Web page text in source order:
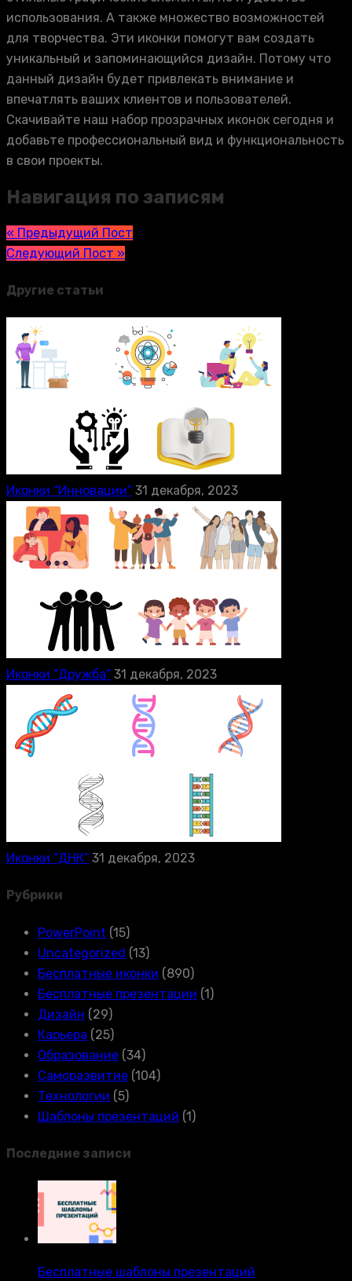
использования. А также множество возможностей
для творчества. Эти иконки помогут вам создать
уникальный и запоминающийся дизайн. Потому что
данный дизайн будет привлекать внимание и
впечатлять ваших клиентов и пользователей.
Скачивайте наш набор прозрачных иконок сегодня и
добавьте профессиональный вид и функциональность
в свои проекты.
Навигация по записям
« Предыдущий Пост
Следующий Пост »
Другие статьи
Иконки “Инновации” 31 декабря, 2023
Иконки “Дружба” 31 декабря, 2023
Иконки “ДНК” 31 декабря, 2023
Рубрики
PowerPoint (15)
Uncategorized (13)
Бесплатные иконки (890)
Бесплатные презентации (1)
Дизайн (29)
Карьера (25)
Образование (34)
Саморазвитие (104)
Технологии (5)
Шаблоны презентаций (1)
Последние записи
Бесплатные шаблоны презентаций